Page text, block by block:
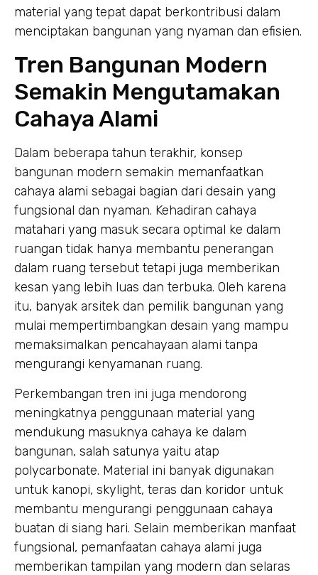
material yang tepat dapat berkontribusi dalam
menciptakan bangunan yang nyaman dan efisien.
Tren Bangunan Modern
Semakin Mengutamakan
Cahaya Alami
Dalam beberapa tahun terakhir, konsep
bangunan modern semakin memanfaatkan
cahaya alami sebagai bagian dari desain yang
fungsional dan nyaman. Kehadiran cahaya
matahari yang masuk secara optimal ke dalam
ruangan tidak hanya membantu penerangan
dalam ruang tersebut tetapi juga memberikan
kesan yang lebih luas dan terbuka. Oleh karena
itu, banyak arsitek dan pemilik bangunan yang
mulai mempertimbangkan desain yang mampu
memaksimalkan pencahayaan alami tanpa
mengurangi kenyamanan ruang.
Perkembangan tren ini juga mendorong
meningkatnya penggunaan material yang
mendukung masuknya cahaya ke dalam
bangunan, salah satunya yaitu atap
polycarbonate. Material ini banyak digunakan
untuk kanopi, skylight, teras dan koridor untuk
membantu mengurangi penggunaan cahaya
buatan di siang hari. Selain memberikan manfaat
fungsional, pemanfaatan cahaya alami juga
memberikan tampilan yang modern dan selaras